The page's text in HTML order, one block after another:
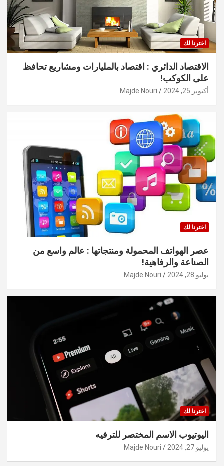
اخترنا لك
الاقتصاد الدائري : اقتصاد بالمليارات ومشاريع تحافظ
على الكوكب!
أكتوبر 25, 2024 Majde Nouri
اخترنا لك
عصر الهواتف المحمولة ومنتجاتها : عالم واسع من
الصناعة والرفاهية!
يوليو 28, 2024 Majde Nouri
اخترنا لك
اليوتيوب الاسم المختصر للترفيه
يوليو 27, 2024 Majde Nouri